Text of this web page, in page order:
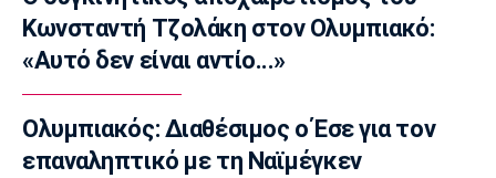
Επικαιρότητα
Καιρός: Αίθριος με υψηλές θερμοκρασίες
Εορτολόγιο: Ποιοι γιορτάζουν σήμερα
Πέμπτη 6 Αυγούστου
Κωνσταντή Τζολάκη στον Ολυμπιακό:
«Αυτό δεν είναι αντίο...»
Ολυμπιακός: Διαθέσιμος ο Έσε για τον
επαναληπτικό με τη Ναϊμέγκεν